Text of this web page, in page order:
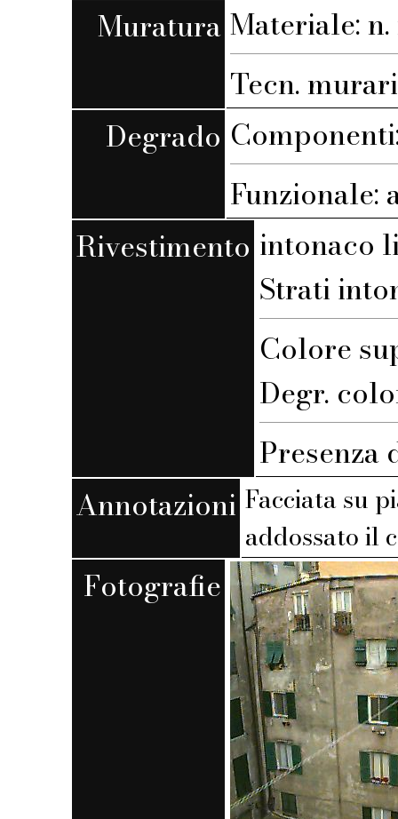
Muratura Materiale: n.
Tecn.
Degrado
Funzionale:
Rivestimento intonaco
Strati
Colore
Degr.
Presenza
Annotazioni Facciata su
addossato il
Fotografie